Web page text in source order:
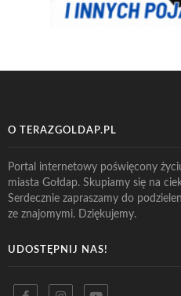
O TERAZGOLDAP.PL
Portal internetowy poświęcony
miasta Gołdap. Skupiamy się na
Serdecznie zapraszamy do
ze znajomymi. Dziękujemy.
UDOSTĘPNIJ NAS!